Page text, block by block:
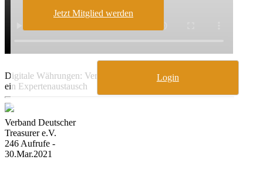
Jetzt Mitglied werden
Login
Digitale Währungen: Veränderungen im Zahlungsverkehr –
ein Expertenaustausch
Verband Deutscher
Treasurer e.V.
246 Aufrufe -
30.Mar.2021